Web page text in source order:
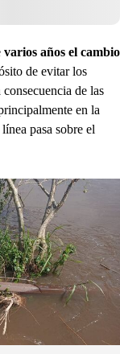
varios años el cambio
de evitar los
de las
en la
pasa sobre el